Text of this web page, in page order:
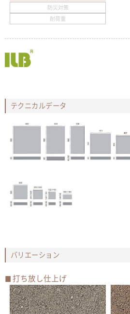
防災対策
耐荷重
テクニカルデータ
バリエーション
打ち放し仕上げ